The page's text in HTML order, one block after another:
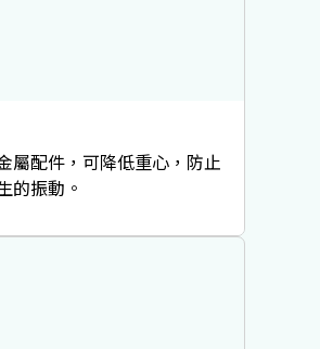
屬配件，可降低重心，防止
的振動。